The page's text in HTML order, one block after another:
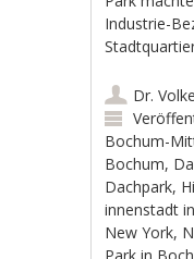
Industrie-
Dr.
Bochum-
Bochum,
Dachpark,
innenstadt
New York,